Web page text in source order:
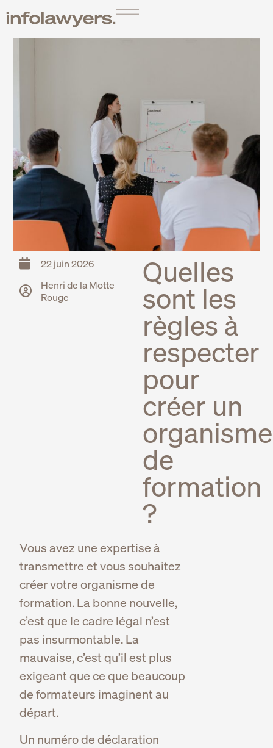
22 juin 2026
Henri de la Motte
Rouge
Quelles
sont les
règles à
respecter
pour
créer un
organisme
de
formation
?
Vous avez une expertise à
transmettre et vous souhaitez
créer votre organisme de
formation. La bonne nouvelle,
c’est que le cadre légal n’est
pas insurmontable. La
mauvaise, c’est qu’il est plus
exigeant que ce que beaucoup
de formateurs imaginent au
départ.
Un numéro de déclaration